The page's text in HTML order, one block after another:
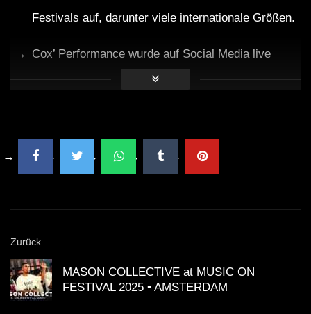
Festivals auf, darunter viele internationale Größen.
Cox’ Performance wurde auf Social Media live
gestreamt und erreichte Millionen von Menschen
Die Festivalbesucher konnten sich an
umweltfreundlicher zu gestalten.
Zurück
MASON COLLECTIVE at MUSIC ON
FESTIVAL 2025 • AMSTERDAM